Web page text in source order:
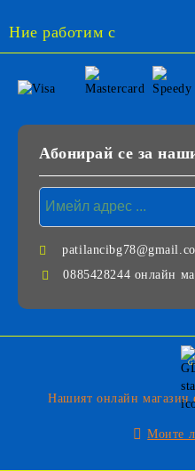
Ние работим с
Абонирай се за
0885428244 онлайн
Нашият онлайн магазин
Моите